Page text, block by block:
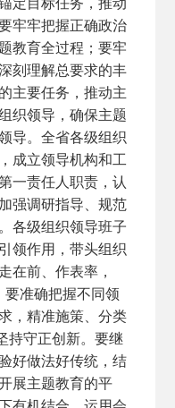
牢牢把握正确政治
教育全过程；要牢
刻理解总要求的丰
主要任务，推动主
织领导，确保主题
导。全省各级组织
成立领导机构和工
一责任人职责，认
强调研指导、规范
各级组织领导班子
领作用，带头组织
在前、作表率，
要准确把握不同领
，精准施策、分类
持守正创新。要继
好做法好传统，结
展主题教育的平